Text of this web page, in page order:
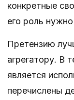
конкретные
его роль
Претензию
агрегатору. В
является
перечислены